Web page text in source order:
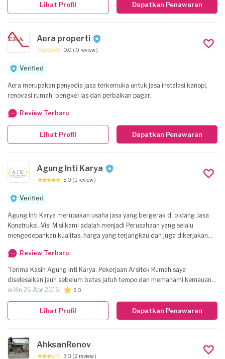
itu kami berupaya mewujudkannya dengan meningkatkan kemitraan
berkelanjutan dengan para pelanggan kami, memanfaatkan kemajuan
Dapatkan Penawaran
Lihat Profil
Aera properti
0.0 ( 0 review )
Verified
Aera merupakan penyedia jasa terkemuka untuk jasa instalasi kanopi,
renovasi rumah, bengkel las dan perbaikan pagar.
Review Terbaru
Dapatkan Penawaran
Lihat Profil
Agung Inti Karya
5.0 ( 1 review )
Verified
Agung Inti Karya merupakan usaha jasa yang bergerak di bidang Jasa
Konstruksi. Visi Misi kami adalah menjadi Perusahaan yang selalu
mengedepankan kualitas, harga yang terjangkau dan juga dikerjakan
Arsitek dan Interior, - Perhitungan Struktur Bangunan - Perhitungan RAB
( Rencana Anggaran Belanja), - Bangun Baru, ********Renovasi,
********Konstruksi Baja, - Konstruksi Beton, - Pengecatan interior/exterior
Gedung, Perumahan, Kampus. - Dsb Perencanan dan Pelaksanaan
Pembangunan mencakup Rumah Pribadi, Rumah Dinas, Ruko, Hotel,
Gedung, Apartement, Gudang, Rumah Sakit, dll. Kami memfokuskan diri
untuk membantu Anda dan kami berusaha selalu membuat Anda
bekerjasama dengan Anda dan kami ingin Anda mendiskusikan ide
proyek Anda dengan kami.
Review Terbaru
'Terima Kasih Agung Inti Karya. Pekerjaan Arsitek Rumah saya
diselesaikan jauh sebelum batas jatuh tempo dan memahami kemauan
saya. Fee harga bersahabat sesuai output hasil dan pelayanan OK.
Recommended and trusted.. Thx.. '
arifin,25 Apr 2016 5,0
Dapatkan Penawaran
Lihat Profil
AhksanRenov
3.0 ( 2 review )